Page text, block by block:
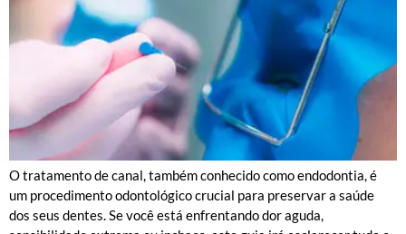
O tratamento de canal, também conhecido como endodontia, é
um procedimento odontológico crucial para preservar a saúde
dos seus dentes. Se você está enfrentando dor aguda,